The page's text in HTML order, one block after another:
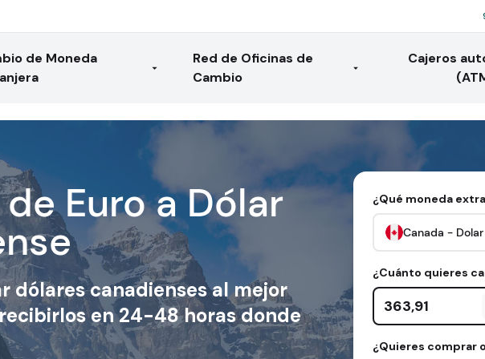
de Moneda
Red de Oficinas de
Cambio
Cajeros
Euro a Dólar
dólares canadiensesal mejor
en 24-48 horas donde
¿Qué moneda
Canada -
¿Cuánto quieres
Cantidad en euros
¿Quieres comprar